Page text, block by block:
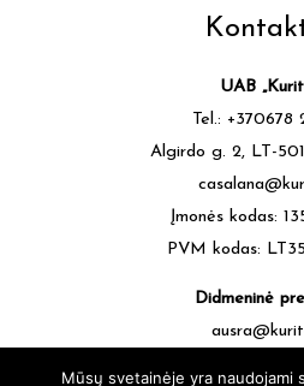
UAB
Tel.: +370678
Algirdo g. 2, LT-
Įmonės kodas:
PVM kodas:
Didmeninė
Mūsų svetainėje yra naudojami